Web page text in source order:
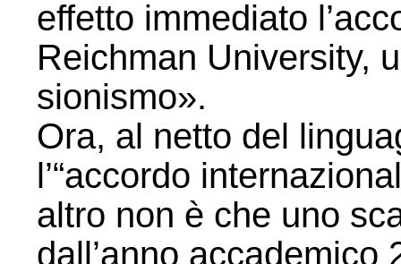
effetto immediato
Reichman University,
sionismo».
Ora, al netto del
l’“accordo
altro non è che uno
dall’anno